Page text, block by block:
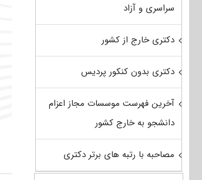
سراسری و آزاد
دکتری خارج از کشور
دکتری بدون کنکور پردیس
آخرین فهرست موسسات مجاز اعزام
دانشجو به خارج کشور
مصاحبه با رتبه های برتر دکتری